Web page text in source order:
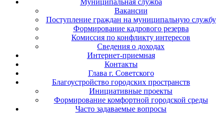
Муниципальная служба
Вакансии
Поступление граждан на муниципальную службу
Формирование кадрового резерва
Комиссия по конфликту интересов
Сведения о доходах
Интернет-приемная
Контакты
Глава г. Советского
Благоустройство городских пространств
Инициативные проекты
Формирование комфортной городской среды
Часто задаваемые вопросы